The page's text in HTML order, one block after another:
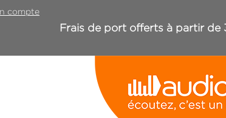
compte
Frais de port offerts à partir de